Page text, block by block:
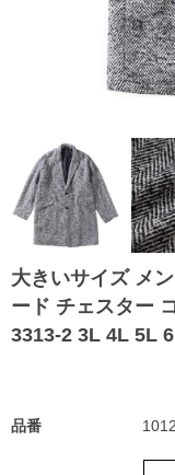
大きいサイズ メ
ード チェスター
3313-2 3L 4L 5L
品番